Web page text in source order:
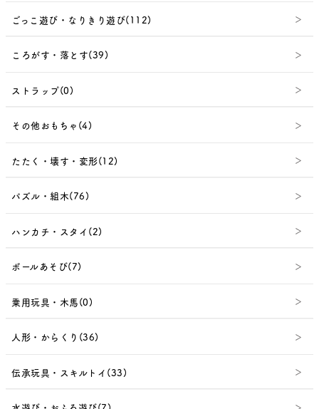
ごっこ遊び・なりきり遊び(112)
ころがす・落とす(39)
ストラップ(0)
その他おもちゃ(4)
たたく・壊す・変形(12)
パズル・組木(76)
ハンカチ・スタイ(2)
ボールあそび(7)
乗用玩具・木馬(0)
人形・からくり(36)
伝承玩具・スキルトイ(33)